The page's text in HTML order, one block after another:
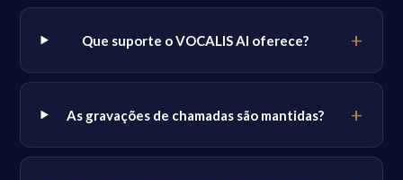
Que suporte o VOCALIS AI oferece?
As gravações de chamadas são mantidas?